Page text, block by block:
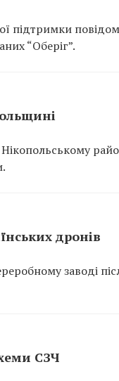
підтримки
“Оберіг”.
дронів
заводі
СЗЧ